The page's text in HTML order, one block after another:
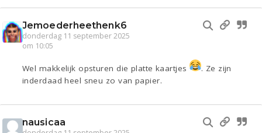
Jemoederheethenk6
donderdag 11 september 2025
om 10:05
Wel makkelijk opsturen die platte kaartjes
. Ze zijn
inderdaad heel sneu zo van papier.
nausicaa